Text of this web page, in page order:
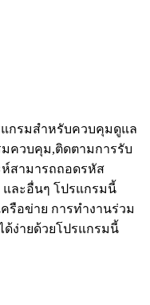
แกรมสำหรับควบคุมดูแล
ควบคุม,ติดตามการรับ
ห์สามารถถอดรหัส
และอื่นๆ โปรแกรมนี้
รือข่าย การทำงานร่วม
ด้ง่ายด้วยโปรแกรมนี้